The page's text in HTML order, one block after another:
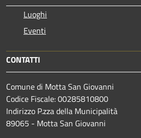
Luoghi
Eventi
CONTATTI
Comune di Motta San Giovanni
Codice Fiscale: 00285810800
Indirizzo P.zza della Municipalità
89065 - Motta San Giovanni